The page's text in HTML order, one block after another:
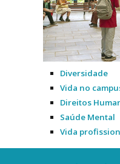
Diversidade
Vida no
Direitos
Saúde Mental
Vida